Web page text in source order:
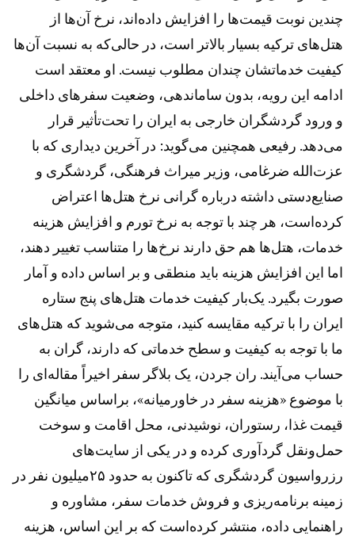
چندین نوبت قیمت‌ها را افزایش داده‌اند، نرخ آن‌ها از
هتل‌های ترکیه بسیار بالاتر است، در حالی‌که به نسبت آن‌ها
کیفیت خدماتشان چندان مطلوب نیست. او معتقد است
ادامه این رویه، بدون ساماندهی، وضعیت سفر‌های داخلی
و ورود گردشگران خارجی به ایران را تحت‌تأثیر قرار
می‌دهد. رفیعی همچنین می‌گوید: در آخرین دیداری که با
عزت‌الله ضرغامی، وزیر میراث فرهنگی، گردشگری و
صنایع‌دستی داشته درباره گرانی نرخ هتل‌ها اعتراض
کرده‌است، هر چند با توجه به نرخ تورم و افزایش هزینه
خدمات، هتل‌ها هم حق دارند نرخ‌ها را متناسب تغییر دهند،
اما این افزایش هزینه باید منطقی و بر اساس داده و آمار
صورت بگیرد. یک‌بار کیفیت خدمات هتل‌های پنج ستاره
ایران را با ترکیه مقایسه کنید، متوجه می‌شوید که هتل‌های
ما با توجه به کیفیت و سطح خدماتی که دارند، گران به
حساب می‌آیند. ران جردن، یک بلاگر سفر اخیراً مقاله‌ای را
با موضوع «هزینه سفر در خاورمیانه»، براساس میانگین
قیمت غذا، رستوران، نوشیدنی، محل اقامت و سوخت
حمل‌و‌نقل گردآوری کرده و در یکی از سایت‌های
رزرواسیون گردشگری که تاکنون به حدود ۲۵میلیون نفر در
زمینه برنامه‌ریزی و فروش خدمات سفر، مشاوره و
راهنمایی داده، منتشر کرده‌است که بر این اساس، هزینه